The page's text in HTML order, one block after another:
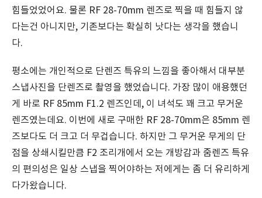
힘들었었어요. 물론 RF 28-70mm 렌즈로 찍을 때 힘들지 않
다는건 아니지만, 기존보다는 확실히 낫다는 생각을 했습니
다.
평소에는 개인적으로 단렌즈 특유의 느낌을 좋아해서 대부분
스냅사진을 단렌즈로 촬영을 했었습니다. 가장 많이 애용했던
게 바로 RF 85mm F1.2 렌즈인데, 이 녀석도 꽤 크고 무거운
렌즈였는데요. 이번에 새로 구매한 RF 28-70mm은 85mm 렌
즈보다도 더 크고 더 무겁습니다. 하지만 그 무거운 무게의 단
점을 상쇄시킬만큼 F2 조리개에서 오는 개방감과 줌렌즈 특유
의 편의성은 일상 스냅을 찍어야하는 저에게는 좀 더 유리하게
다가왔습니다.